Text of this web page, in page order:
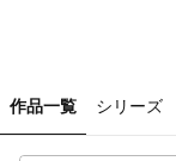
作品一覧 シリーズ